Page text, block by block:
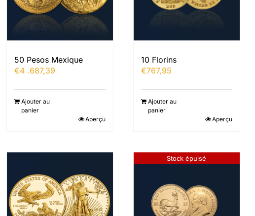
50 Pesos Mexique
€4 .687,39
Ajouter au
panier
Aperçu
10 Florins
€767,95
Ajouter au
panier
Aperçu
Stock épuisé